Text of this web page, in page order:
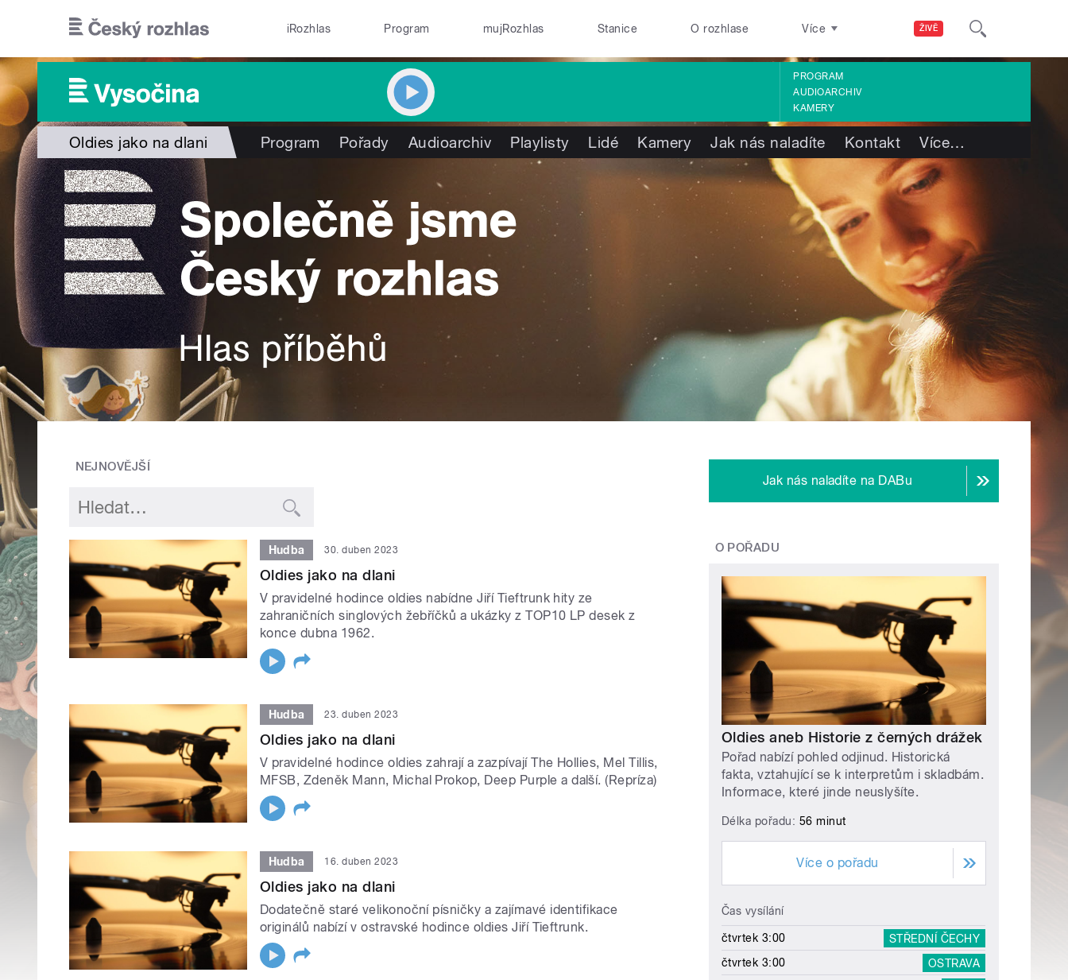
ŽIVĚ
iRozhlas Program mujRozhlas Stanice O rozhlase Více
PROGRAM
AUDIOARCHIV
KAMERY
Oldies jako na dlani Program Pořady Audioarchiv Playlisty Lidé Kamery Jak nás naladíte Kontakt Více…
NEJNOVĚJŠÍ
Hudba 30. duben 2023
Oldies jako na dlani
V pravidelné hodince oldies nabídne Jiří Tieftrunk hity ze
zahraničních singlových žebříčků a ukázky z TOP10 LP desek z
konce dubna 1962.
Hudba 23. duben 2023
Oldies jako na dlani
V pravidelné hodince oldies zahrají a zazpívají The Hollies, Mel Tillis,
MFSB, Zdeněk Mann, Michal Prokop, Deep Purple a další. (Repríza)
Hudba 16. duben 2023
Oldies jako na dlani
Dodatečně staré velikonoční písničky a zajímavé identifikace
originálů nabízí v ostravské hodince oldies Jiří Tieftrunk.
Jak nás naladíte na DABu
O POŘADU
Oldies aneb Historie z černých drážek
Pořad nabízí pohled odjinud. Historická
fakta, vztahující se k interpretům i skladbám.
Informace, které jinde neuslyšíte.
Délka pořadu: 56 minut
Více o pořadu
Čas vysílání
čtvrtek 3:00
STŘEDNÍ ČECHY
čtvrtek 3:00
OSTRAVA